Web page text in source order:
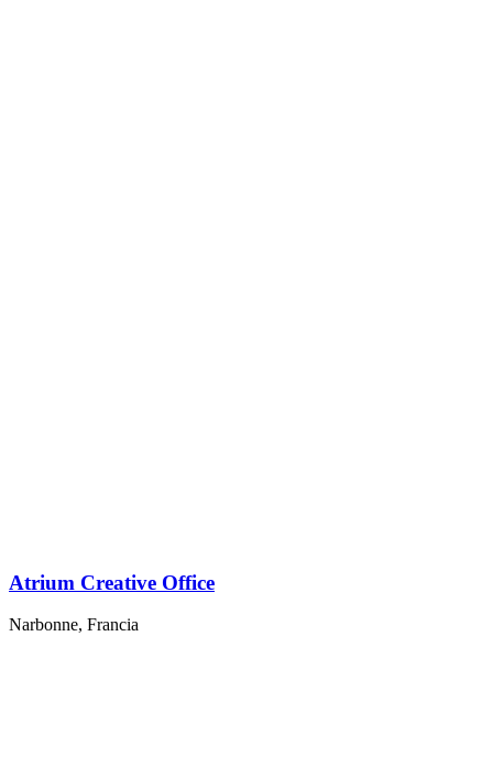
Atrium Creative Office
Narbonne, Francia